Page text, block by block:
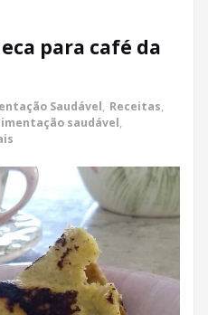
para café da
Saudável, Receitas,
saudável,